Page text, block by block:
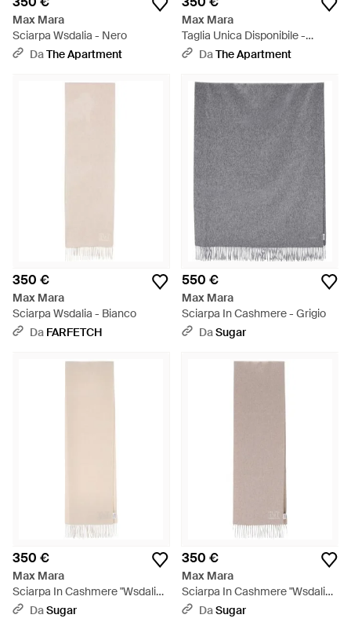
Max Mara
Sciarpa Wsdalia - Nero
DaThe Apartment
Max Mara
Taglia Unica Disponibile -
Bianco
DaThe Apartment
350 €
Max Mara
Sciarpa Wsdalia - Bianco
Da FARFETCH
550 €
Max Mara
Sciarpa In Cashmere - Grigio
DaSugar
350 €
Max Mara
Sciarpa In Cashmere "Wsdalia"
- Bianco
DaSugar
350 €
Max Mara
Sciarpa In Cashmere "Wsdalia"
- Bianco
DaSugar